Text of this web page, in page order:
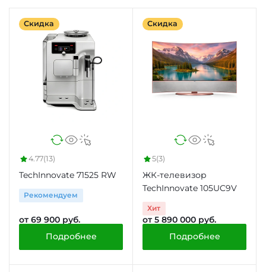
Скидка
4.77(13)
TechInnovate 71525 RW
Рекомендуем
от 69 900 руб.
Подробнее
Скидка
5(3)
ЖК-телевизор
TechInnovate 105UC9V
Хит
от 5 890 000 руб.
Подробнее